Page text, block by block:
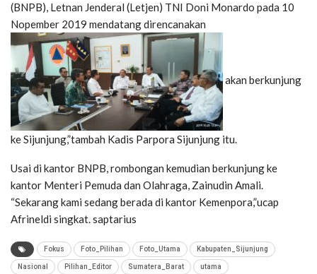
(BNPB), Letnan Jenderal (Letjen) TNI Doni Monardo pada 10
Nopember 2019 mendatang direncanakan
akan berkunjung
ke Sijunjung,”tambah Kadis Parpora Sijunjung itu.
Usai di kantor BNPB, rombongan kemudian berkunjung ke
kantor Menteri Pemuda dan Olahraga, Zainudin Amali.
“Sekarang kami sedang berada di kantor Kemenpora,”ucap
Afrineldi singkat. saptarius
Fokus Foto_Pilihan Foto_Utama Kabupaten_Sijunjung
Nasional Pilihan_Editor Sumatera_Barat utama